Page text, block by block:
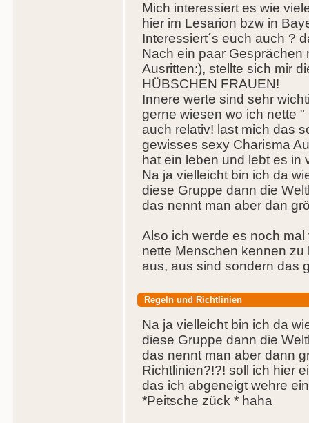
Mich interessiert es wie
hier im Lesarion bzw in
Interessiert´s euch auch ?
Nach ein paar Gesprächen
Ausritten:), stellte sich mir
HÜBSCHEN FRAUEN!
Innere werte sind sehr
gerne wiesen wo ich nette
auch relativ! last mich das
gewisses sexy Charisma
hat ein leben und lebt es in
Na ja vielleicht bin ich da
diese Gruppe dann die
das nennt man aber dan
Also ich werde es noch
nette Menschen kennen zu
aus, aus sind sondern das
Regeln und Richtlinien
Na ja vielleicht bin ich da
diese Gruppe dann die
das nennt man aber dann
Richtlinien?!?! soll ich hier
das ich abgeneigt wehre
*Peitsche zück * haha